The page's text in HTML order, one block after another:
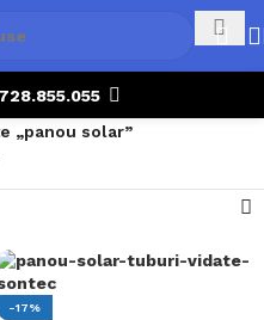
„panou solar”
-17%